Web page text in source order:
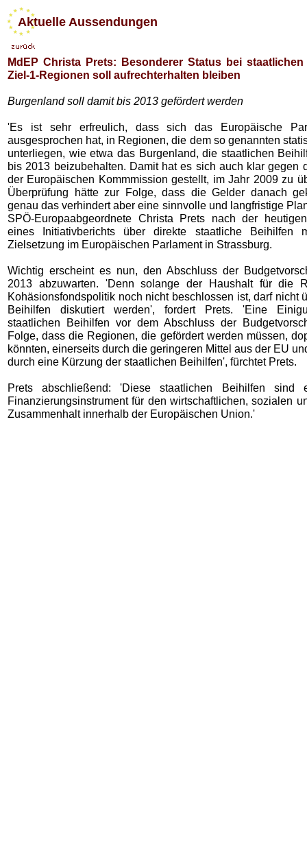
Aktuelle Aussendungen
MdEP Christa Prets: Besonderer Status bei
Ziel-1-Regionen soll aufrechterhalten bleiben
Burgenland soll damit bis 2013 gefördert werden
'Es ist sehr erfreulich, dass sich das Europäische
ausgesprochen hat, in Regionen, die dem so genannten
unterliegen, wie etwa das Burgenland, die staatlichen
bis 2013 beizubehalten. Damit hat es sich auch klar gegen
der Europäischen Kommmission gestellt, im Jahr 2009 zu
Überprüfung hätte zur Folge, dass die Gelder danach
genau das verhindert aber eine sinnvolle und langfristige
SPÖ-Europaabgeordnete Christa Prets nach der
eines Initiativberichts über direkte staatliche Beihilfen
Zielsetzung im Europäischen Parlament in Strassburg.
Wichtig erscheint es nun, den Abschluss der
2013 abzuwarten. 'Denn solange der Haushalt für die
Kohäsionsfondspolitik noch nicht beschlossen ist, darf nicht
Beihilfen diskutiert werden', fordert Prets. 'Eine
staatlichen Beihilfen vor dem Abschluss der
Folge, dass die Regionen, die gefördert werden müssen,
könnten, einerseits durch die geringeren Mittel aus der EU
durch eine Kürzung der staatlichen Beihilfen', fürchtet Prets.
Prets abschließend: 'Diese staatlichen Beihilfen sind
Finanzierungsinstrument für den wirtschaftlichen, sozialen
Zusammenhalt innerhalb der Europäischen Union.'